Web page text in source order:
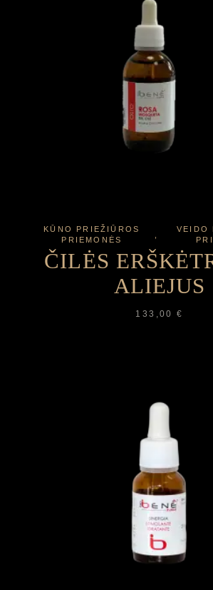
KŪNO PRIEŽIŪROS
PRIEMONĖS
VEIDO
ČILĖS
ALIEJUS
133,00€